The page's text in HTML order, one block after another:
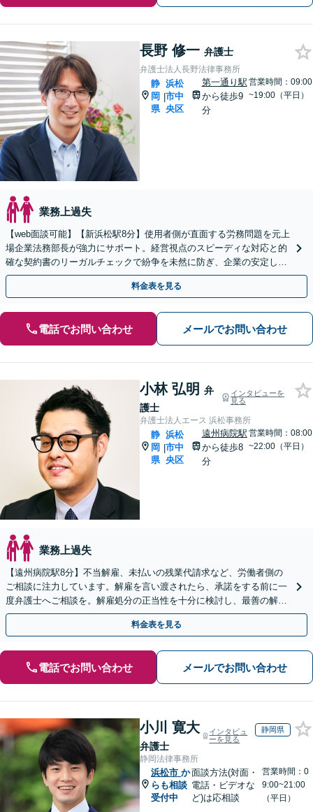
長野 修一 弁護士
弁護士法人長野法律事務所
静
岡
県
|
浜松
市中
央区
第一通り駅
から徒歩9
分
営業時間：09:00
~19:00（平日）
業務上過失
【web面談可能】【新浜松駅8分】使用者側が直面する労務問題を元上
場企業法務部長が強力にサポート。経営視点のスピーディな対応と的
確な契約書のリーガルチェックで紛争を未然に防ぎ、企業の安定した
成長を法務面からしっかりと後押しいたします。
料金表を見る
電話でお問い合わせ メールでお問い合わせ
小林 弘明 弁
護士
インタビューを
見る
弁護士法人エース 浜松事務所
静
岡
県
|
浜松
市中
央区
遠州病院駅
から徒歩8
分
営業時間：08:00
~22:00（平日）
業務上過失
【遠州病院駅8分】不当解雇、未払いの残業代請求など、労働者側の
ご相談に注力しています。解雇を言い渡されたら、承諾をする前に一
度弁護士へご相談を。解雇処分の正当性を十分に検討し、最善の解決
を図ります【初回相談無料】【電話／Zoom相談OK】
料金表を見る
電話でお問い合わせ メールでお問い合わせ
小川 寛大
弁護士
インタビュ
ーを見る
静岡県
静岡法律事務所
浜松市 か
らも相談
受付中
面談方法(対面・
電話・ビデオな
ど)は応相談
営業時間：0
9:00~21:00
（平日）